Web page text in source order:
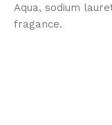
Aqua, sodium
fragance.